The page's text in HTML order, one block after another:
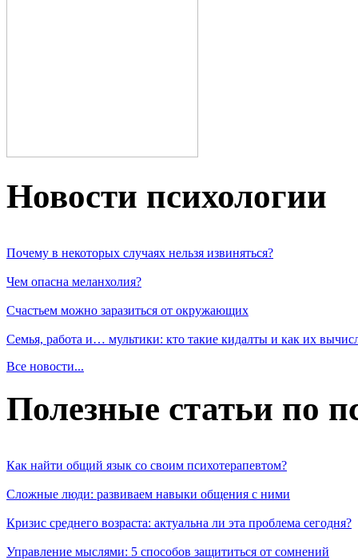
Новости пcихологии
Почему в некоторых случаях нельзя извиняться?
Чем опасна меланхолия?
Счастьем можно заразиться от окружающих
Семья, работа и… мультики: кто такие кидалты и как их
Все новости...
Полезные статьи по
Как найти общий язык со своим психотерапевтом?
Сложные люди: развиваем навыки общения с ними
Кризис среднего возраста: актуальна ли эта проблема сегодня?
Управление мыслями: 5 способов защититься от сомнений